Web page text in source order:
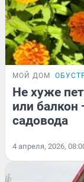
МОЙ ДОМ
Не хуже
или
садовода
4 апреля, 2026,